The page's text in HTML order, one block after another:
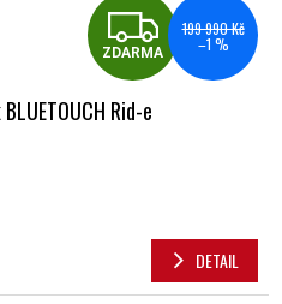
ZDARMA
199 990 Kč
–1 %
Rid-e
DETAIL